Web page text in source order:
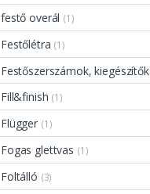
festő overál (1)
Festőlétra (1)
Festőszerszámok, kiegészítők
Fill&finish (1)
Flügger (1)
Fogas glettvas (1)
Foltálló (3)